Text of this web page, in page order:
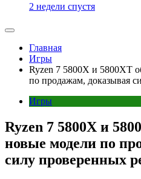
2 недели спустя
Главная
Игры
Ryzen 7 5800X и 5800XT
по продажам, доказывая
Игры
Ryzen 7 5800X и
новые модели по
силу проверенных